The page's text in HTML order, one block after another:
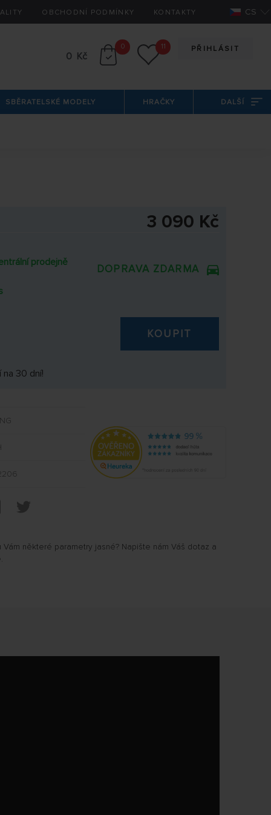
OBCHODNÍ PODMÍNKY KONTAKTY CS
PŘIHLÁSIT
0 Kč
0 11
SBĚRATELSKÉ MODELY HRAČKY DALŠÍ
3 090 Kč
prodejně
DOPRAVA ZDARMA
KOUPIT
na 30 dní!
některé parametry jasné? Napište nám Váš dotaz a